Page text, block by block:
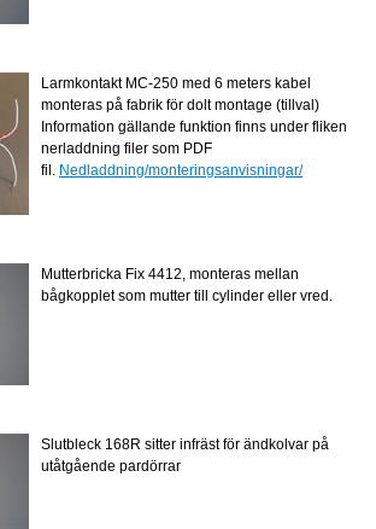
Larmkontakt MC-250 med 6 meters kabel
monteras på fabrik för dolt montage (tillval)
Information gällande funktion finns under fliken
nerladdning filer som PDF
fil. Nedladdning/monteringsanvisningar/
Mutterbricka Fix 4412, monteras mellan
bågkopplet som mutter till cylinder eller vred.
Slutbleck 168R sitter infräst för ändkolvar på
utåtgående pardörrar